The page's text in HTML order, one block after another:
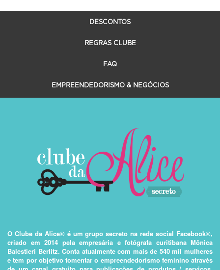
DESCONTOS
REGRAS CLUBE
FAQ
EMPREENDEDORISMO & NEGÓCIOS
O Clube da Alice® é um grupo secreto na rede social Facebook®,
criado em 2014 pela empresária e fotógrafa curitibana Mônica
Balestieri Berlitz. Conta atualmente com mais de 540 mil mulheres
e tem por objetivo fomentar o empreendedorismo feminino através